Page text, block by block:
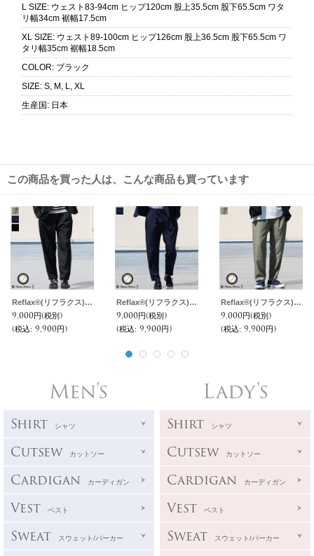
L SIZE: ウェスト83-94cm ヒップ120cm 股上35.5cm 股下65.5cm ワタ
リ幅34cm 裾幅17.5cm
XL SIZE: ウェスト89-100cm ヒップ126cm 股上36.5cm 股下65.5cm ワ
タリ幅35cm 裾幅18.5cm
COLOR: ブラック
SIZE: S, M, L, XL
生産国 : 日本
この商品を買った人は、こんな商品も買っています
Reflax®(リフラクス)テック リネンライク LINON(リノン)2タックイージーパンツ【MADE IN JAPAN】『日本製』 / Upscape Audience
9,000円(税別)
(税込: 9,900円)
Reflax®(リフラクス)テック リネンライク LINON(リノン)2タックイージーパンツ【MADE IN JAPAN】『日本製』 / Upscape Audience
9,000円(税別)
(税込: 9,900円)
Reflax®(リフラクス)テック リネンライク LINON(リノン)2タックイージーパンツ【MADE IN JAPAN】『日本製』 / Upscape Audience
9,000円(税別)
(税込: 9,900円)
Men's
Shirt シャツ
Cutsew カットソー
Cardigan カーディガン
Vest ベスト
Sweat スウェット/パーカー
Lady's
Shirt シャツ
Cutsew カットソー
Cardigan カーディガン
Vest ベスト
Sweat スウェット/パーカー